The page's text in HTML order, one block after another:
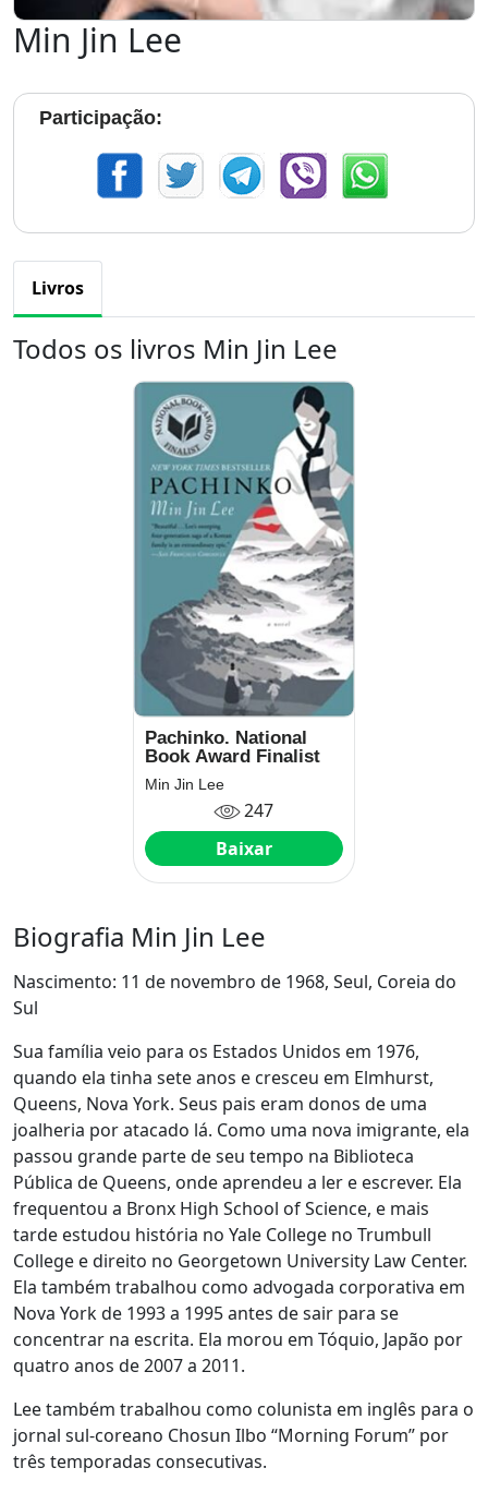
Min Jin Lee
Participação:
Livros
Todos os livros Min Jin Lee
Pachinko. National
Book Award Finalist
Min Jin Lee
247
Baixar
Biografia Min Jin Lee
Nascimento: 11 de novembro de 1968, Seul, Coreia do
Sul
Sua família veio para os Estados Unidos em 1976,
quando ela tinha sete anos e cresceu em Elmhurst,
Queens, Nova York. Seus pais eram donos de uma
joalheria por atacado lá. Como uma nova imigrante, ela
passou grande parte de seu tempo na Biblioteca
Pública de Queens, onde aprendeu a ler e escrever. Ela
frequentou a Bronx High School of Science, e mais
tarde estudou história no Yale College no Trumbull
College e direito no Georgetown University Law Center.
Ela também trabalhou como advogada corporativa em
Nova York de 1993 a 1995 antes de sair para se
concentrar na escrita. Ela morou em Tóquio, Japão por
quatro anos de 2007 a 2011.
Lee também trabalhou como colunista em inglês para o
jornal sul-coreano Chosun Ilbo “Morning Forum” por
três temporadas consecutivas.